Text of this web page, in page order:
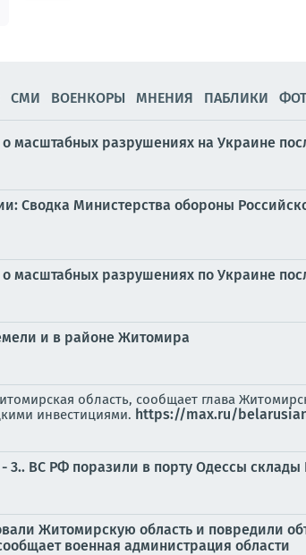
СМИ ВОЕНКОРЫ МНЕНИЯ ПАБЛИКИ
масштабных разрушениях на Украине
Сводка Министерства обороны
масштабных разрушениях по Украине
и в районе Житомира
область, сообщает глава
инвестициями. https://max.ru/
3.. ВС РФ поразили в порту Одессы
Житомирскую область и повредили
военная администрация области